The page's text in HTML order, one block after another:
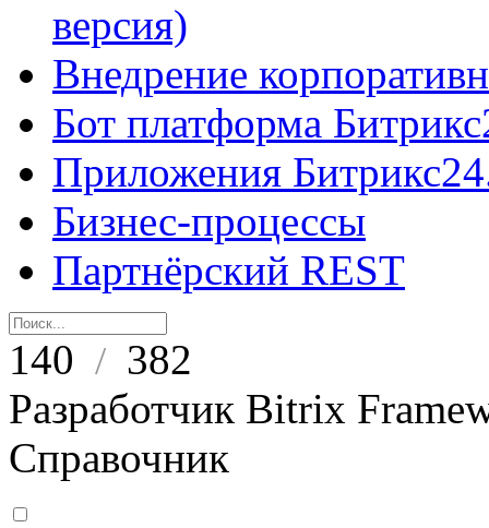
версия)
Внедрение
Бот платформа
Приложения
Бизнес-процессы
Партнёрский REST
140 / 382
Разработчик Bitrix
Справочник